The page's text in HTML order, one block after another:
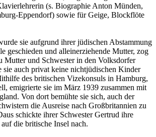
(s. Biographie Anton Münden,
Eppendorf) sowie für Geige, Blockflöte
sie aufgrund ihrer jüdischen Abstammung
geschieden und alleinerziehende Mutter, zog
Mutter und Schwester in den Volksdorfer
sie auch privat keine nichtjüdischen Kinder
des britischen Vizekonsuls in Hamburg,
emigrierte sie im März 1939 zusammen mit
Von dort bemühte sie sich, auch der
die Ausreise nach Großbritannien zu
schickte ihrer Schwester Gertrud ihre
die britische Insel nach.